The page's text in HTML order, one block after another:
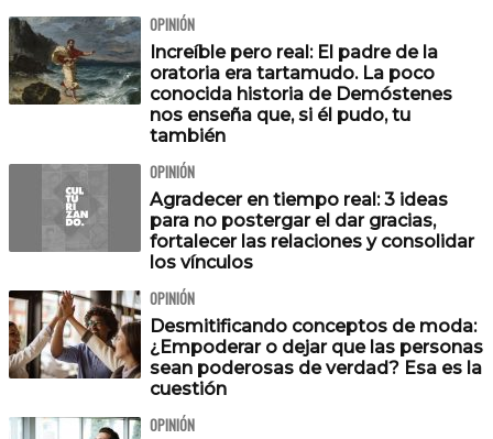
OPINIÓN
Increíble pero real: El padre de la
oratoria era tartamudo. La poco
conocida historia de Demóstenes
nos enseña que, si él pudo, tu
también
OPINIÓN
Agradecer en tiempo real: 3 ideas
para no postergar el dar gracias,
fortalecer las relaciones y consolidar
los vínculos
OPINIÓN
Desmitificando conceptos de moda:
¿Empoderar o dejar que las personas
sean poderosas de verdad? Esa es la
cuestión
OPINIÓN